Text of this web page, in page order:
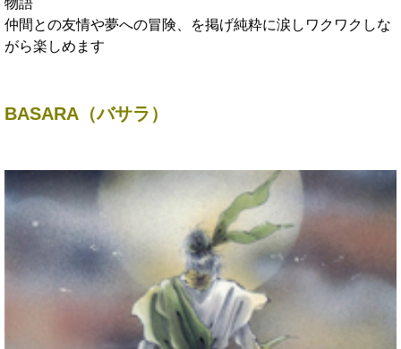
仲間との友情や夢への冒険、を掲げ純粋に涙しワクワクしな
がら楽しめます
BASARA（バサラ）